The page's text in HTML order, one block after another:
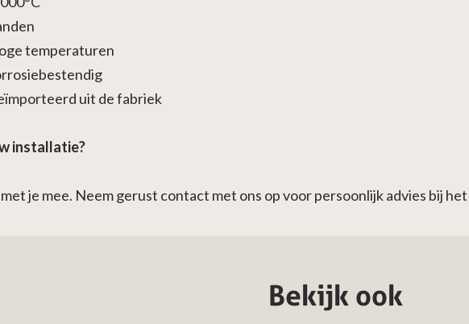
temperaturen
uit de fabriek
installatie?
je mee. Neem gerust contact met ons op voor persoonlijk advies bij
Bekijk ook